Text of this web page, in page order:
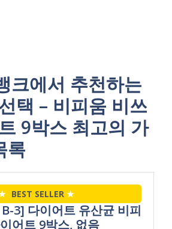
크에서 추천하는
택 – 비피움 비쓰
9박스 최고의 가
록
BEST SELLER ★
3] 다이어트 유산균 비피
어트 9박스, 없음